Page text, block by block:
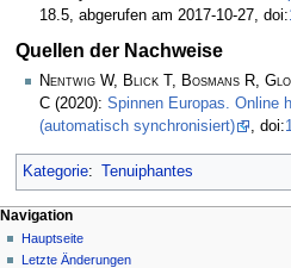
18.5, abgerufen am 2017-10-27, doi:
Quellen der Nachweise
Nentwig W, Blick T, Bosmans R,
C (2020): Spinnen Europas. Online
(automatisch synchronisiert)
, doi:
Kategorie: Tenuiphantes
Navigation
Hauptseite
Letzte Änderungen